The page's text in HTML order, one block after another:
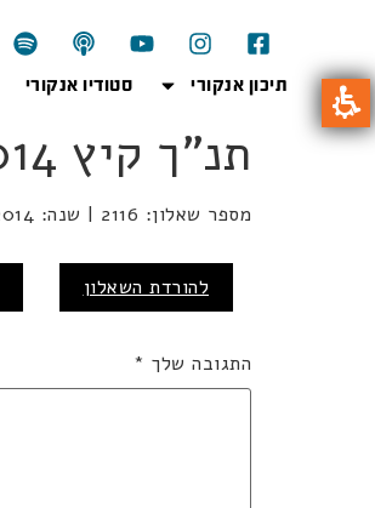
תיכון אנקורי סטודיו אנקורי
תנ"ך קיץ 2014 2116
מספר שאלון: 2116 | שנה: 2014 | מקצוע: תנ''ך | מועד: קיץ
להורדת השאלון
התגובה שלך *